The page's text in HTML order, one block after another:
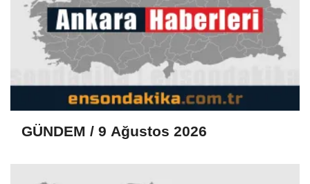
GÜNDEM / 9 Ağustos 2026